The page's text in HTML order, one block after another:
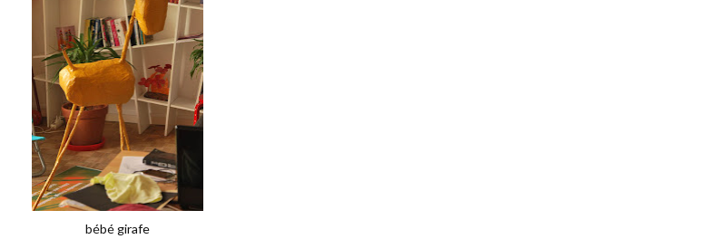
bébé girafe